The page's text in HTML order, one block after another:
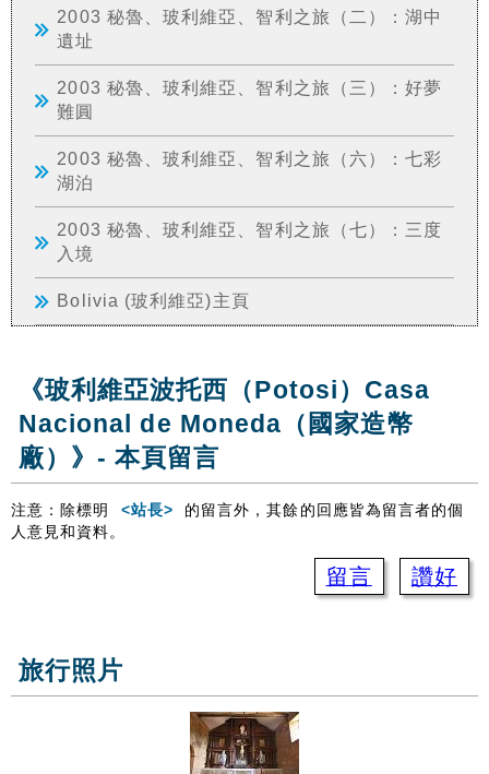
2003 秘魯、玻利維亞、智利之旅（二）：湖中
遺址
2003 秘魯、玻利維亞、智利之旅（三）：好夢
難圓
2003 秘魯、玻利維亞、智利之旅（六）：七彩
湖泊
2003 秘魯、玻利維亞、智利之旅（七）：三度
入境
Bolivia (玻利維亞)主頁
《玻利維亞波托西（Potosi）Casa
Nacional de Moneda（國家造幣
廠）》- 本頁留言
注意：除標明 <站長>
的留言外，其餘的回應皆為留言者的個
人意見和資料。
留言 讚好
旅行照片